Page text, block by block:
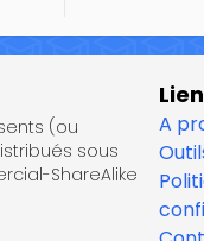
(ou
sous
ShareAlike
A